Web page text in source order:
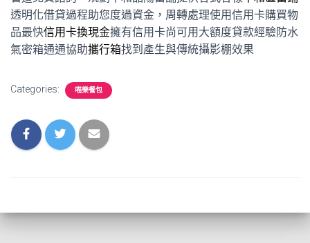
透明化借貸過程助您度過資金，周轉處理使用信用卡購買物
品最快信用卡換現金擁有信用卡尚可用大額度貸款經驗防水
氣密箱通通協助攜行箱找到產生與傳統攝影棚效果
Categories: 喵樂餐包